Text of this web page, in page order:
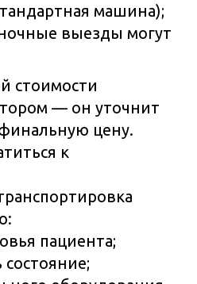
машина);
выезды могут
стоимости
— он уточнит
цену.
к
пациента;
состояние;